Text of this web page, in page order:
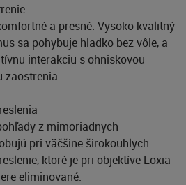
a presné. Vysoko kvalitný
sa pohybuje hladko bez vôle, a
interakciu s ohniskovou
zaostrenia.
z mimoriadnych
pri väčšine širokouhlych
ktoré je pri objektíve Loxia
eliminované.